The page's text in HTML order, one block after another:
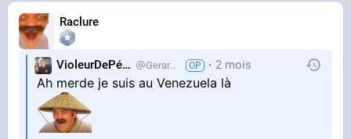
Raclure
VioleurDePédo Gerardlevain 2 mois
Ah merde je suis au Venezuela là